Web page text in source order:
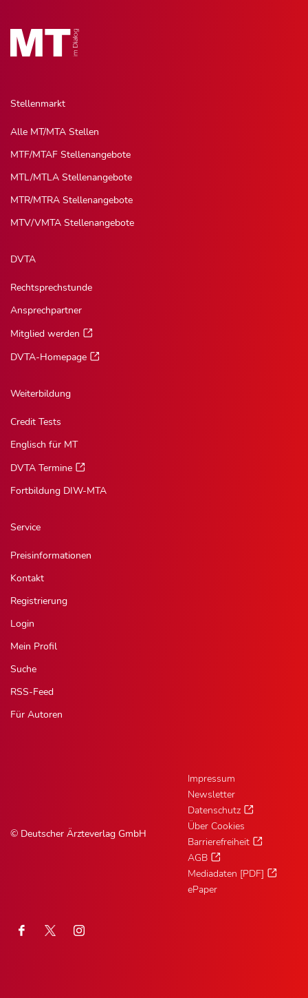
Stellenmarkt
Alle MT/MTA Stellen
MTF/MTAF Stellenangebote
MTL/MTLA Stellenangebote
MTR/MTRA Stellenangebote
MTV/VMTA Stellenangebote
DVTA
Rechtsprechstunde
Ansprechpartner
Mitglied werden
DVTA-Homepage
Weiterbildung
Credit Tests
Englisch für MT
DVTA Termine
Fortbildung DIW-MTA
Service
Preisinformationen
Kontakt
Registrierung
Login
Mein Profil
Suche
RSS-Feed
Für Autoren
© Deutscher Ärzteverlag GmbH
Impressum
Newsletter
Datenschutz
Über Cookies
Barrierefreiheit
AGB
Mediadaten [PDF]
ePaper